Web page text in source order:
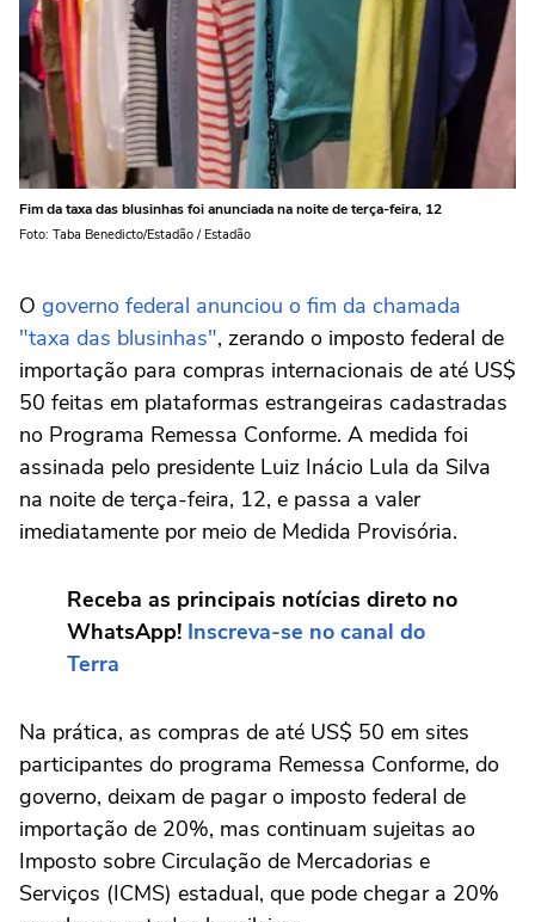
Fim da taxa das blusinhas foi anunciada na noite de terça-feira, 12
Foto: Taba Benedicto/Estadão / Estadão
O governo federal anunciou o fim da chamada
"taxa das blusinhas", zerando o imposto federal de
importação para compras internacionais de até US$
50 feitas em plataformas estrangeiras cadastradas
no Programa Remessa Conforme. A medida foi
assinada pelo presidente Luiz Inácio Lula da Silva
na noite de terça-feira, 12, e passa a valer
imediatamente por meio de Medida Provisória.
Receba as principais notícias direto no
WhatsApp! Inscreva-se no canal do
Terra
Na prática, as compras de até US$ 50 em sites
participantes do programa Remessa Conforme, do
governo, deixam de pagar o imposto federal de
importação de 20%, mas continuam sujeitas ao
Imposto sobre Circulação de Mercadorias e
Serviços (ICMS) estadual, que pode chegar a 20%